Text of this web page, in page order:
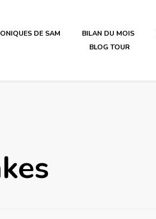
en plastique
DE SAM BILAN DU MOIS
BLOG TOUR